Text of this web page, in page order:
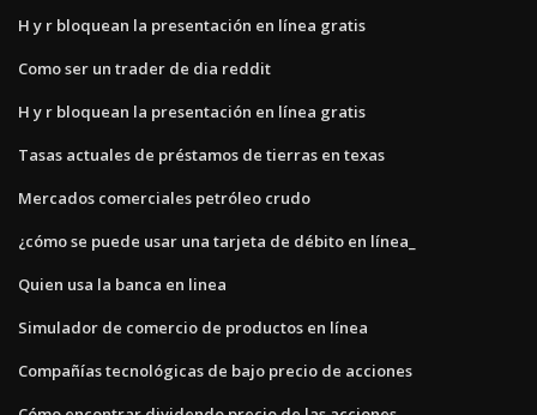
H y r bloquean la presentación en línea gratis
Como ser un trader de dia reddit
H y r bloquean la presentación en línea gratis
Tasas actuales de préstamos de tierras en texas
Mercados comerciales petróleo crudo
¿cómo se puede usar una tarjeta de débito en línea_
Quien usa la banca en linea
Simulador de comercio de productos en línea
Compañías tecnológicas de bajo precio de acciones